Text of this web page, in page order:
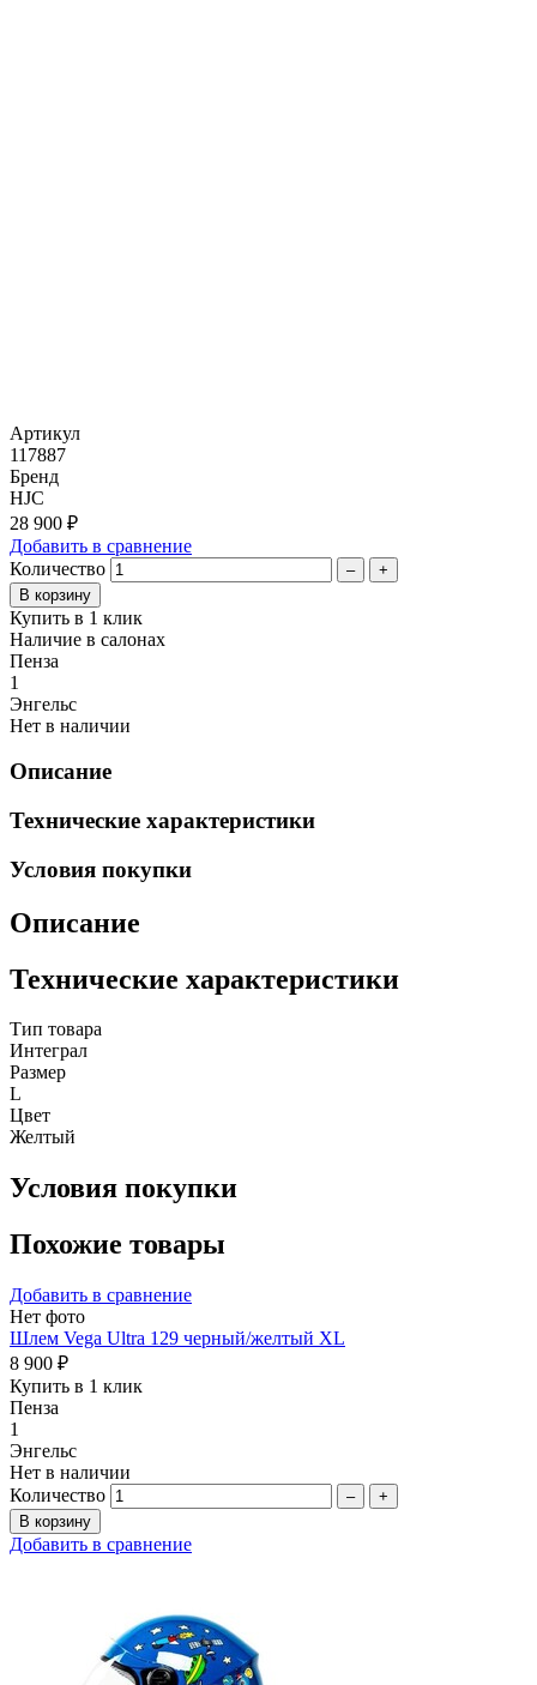
Артикул
117887
Бренд
HJC
28 900 ₽
Добавить в сравнение
Количество
– +
Купить в 1 клик
Наличие в салонах
Пенза
1
Энгельс
Нет в наличии
Описание
Технические характеристики
Условия покупки
Описание
Технические характеристики
Тип товара
Интеграл
Размер
L
Цвет
Желтый
Условия покупки
Похожие товары
Добавить в сравнение
Нет фото
Шлем Vega Ultra 129 черный/желтый XL
8 900 ₽
Купить в 1 клик
Пенза
1
Энгельс
Нет в наличии
Количество
– +
Добавить в сравнение